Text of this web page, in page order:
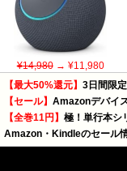
¥14,980→ ¥11,980
【最大50%還元】 3日間限
【セール】 Amazonデバイ
【全巻11円】 極！単行本シ
Amazon・Kindleのセール